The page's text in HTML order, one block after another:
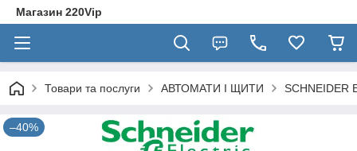
Магазин 220Vip
Товари та послуги АВТОМАТИ І ЩИТИ SCHNEIDER
–40%